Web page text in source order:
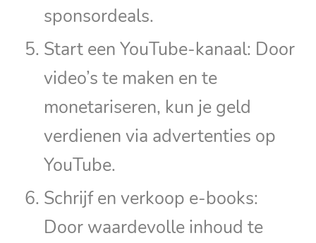
sponsordeals.
Start een YouTube-kanaal: Door
video’s te maken en te
monetariseren, kun je geld
verdienen via advertenties op
YouTube.
Schrijf en verkoop e-books:
Door waardevolle inhoud te